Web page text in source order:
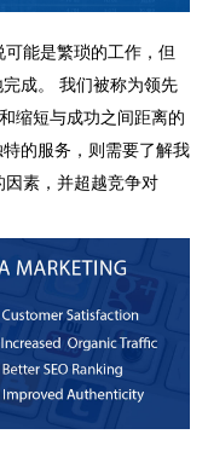
能是繁琐的工作，但
成。 我们被称为领先
缩短与成功之间距离的
的服务，则需要了解我
素，并超越竞争对